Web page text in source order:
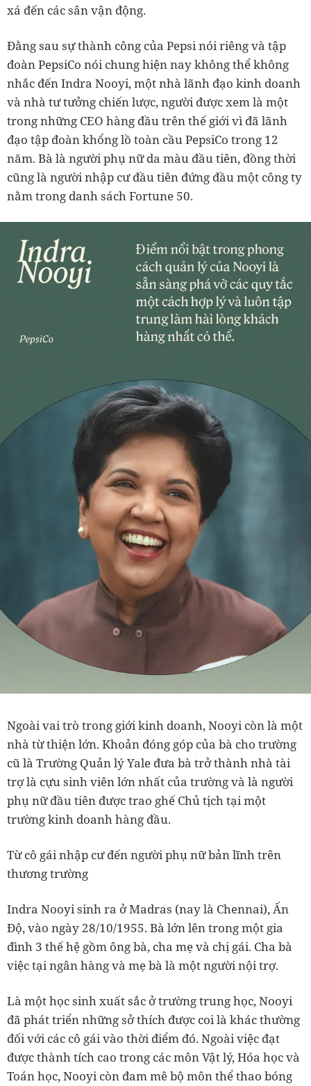
xá đến các sân vận động.
Đằng sau sự thành công của Pepsi nói riêng và tập
đoàn PepsiCo nói chung hiện nay không thể không
nhắc đến Indra Nooyi, một nhà lãnh đạo kinh doanh
và nhà tư tưởng chiến lược, người được xem là một
trong những CEO hàng đầu trên thế giới vì đã lãnh
đạo tập đoàn khổng lồ toàn cầu PepsiCo trong 12
năm. Bà là người phụ nữ da màu đầu tiên, đồng thời
cũng là người nhập cư đầu tiên đứng đầu một công ty
nằm trong danh sách Fortune 50.
Ngoài vai trò trong giới kinh doanh, Nooyi còn là một
nhà từ thiện lớn. Khoản đóng góp của bà cho trường
cũ là Trường Quản lý Yale đưa bà trở thành nhà tài
trợ là cựu sinh viên lớn nhất của trường và là người
phụ nữ đầu tiên được trao ghế Chủ tịch tại một
trường kinh doanh hàng đầu.
Từ cô gái nhập cư đến người phụ nữ bản lĩnh trên
thương trường
Indra Nooyi sinh ra ở Madras (nay là Chennai), Ấn
Độ, vào ngày 28/10/1955. Bà lớn lên trong một gia
đình 3 thế hệ gồm ông bà, cha mẹ và chị gái. Cha bà
việc tại ngân hàng và mẹ bà là một người nội trợ.
Là một học sinh xuất sắc ở trường trung học, Nooyi
đã phát triển những sở thích được coi là khác thường
đối với các cô gái vào thời điểm đó. Ngoài việc đạt
được thành tích cao trong các môn Vật lý, Hóa học và
Toán học, Nooyi còn đam mê bộ môn thể thao bóng